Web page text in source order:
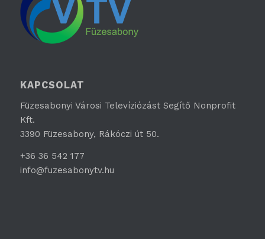
KAPCSOLAT
Füzesabonyi Városi Televíziózást Segítő Nonprofit
Kft.
3390 Füzesabony, Rákóczi út 50.
+36 36 542 177
info@fuzesabonytv.hu